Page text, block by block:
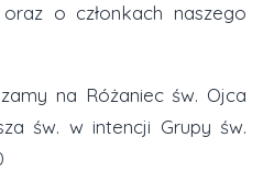
o członkach naszego
na Różaniec św. Ojca
św. w intencji Grupy św.